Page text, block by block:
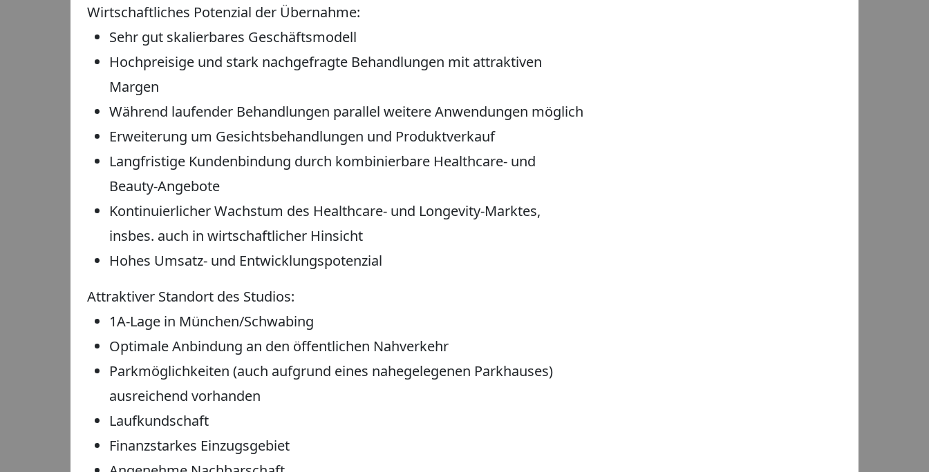
Wirtschaftliches Potenzial der Übernahme:
Sehr gut skalierbares Geschäftsmodell
Hochpreisige und stark nachgefragte Behandlungen mit attraktiven
Margen
Während laufender Behandlungen parallel weitere Anwendungen möglich
Erweiterung um Gesichtsbehandlungen und Produktverkauf
Langfristige Kundenbindung durch kombinierbare Healthcare- und
Beauty-Angebote
Kontinuierlicher Wachstum des Healthcare- und Longevity-Marktes,
insbes. auch in wirtschaftlicher Hinsicht
Hohes Umsatz- und Entwicklungspotenzial
Attraktiver Standort des Studios:
1A-Lage in München/Schwabing
Optimale Anbindung an den öffentlichen Nahverkehr
Parkmöglichkeiten (auch aufgrund eines nahegelegenen Parkhauses)
ausreichend vorhanden
Laufkundschaft
Finanzstarkes Einzugsgebiet